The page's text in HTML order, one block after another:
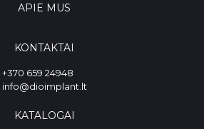
APIE MUS
KONTAKTAI
+370 659 24948
info@dioimplant.lt
KATALOGAI